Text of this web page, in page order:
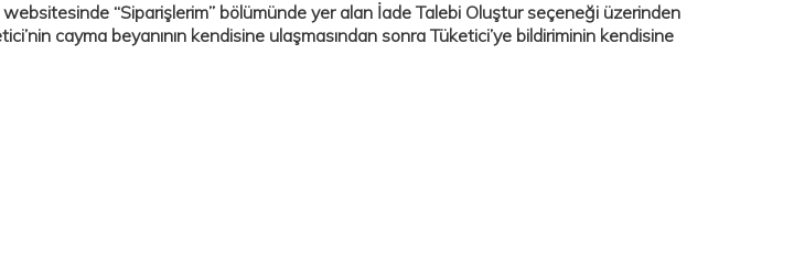
“Siparişlerim” bölümünde yer alan İade Talebi Oluştur seçeneği üzerinden
cayma beyanının kendisine ulaşmasından sonra Tüketici’ye bildiriminin kendisine